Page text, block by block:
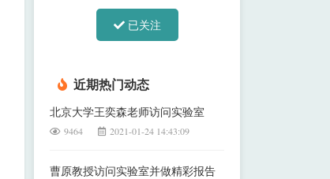
已关注
近期热门动态
北京大学王奕森老师访问实验室
9464 2021-01-24 14:43:09
曹原教授访问实验室并做精彩报告